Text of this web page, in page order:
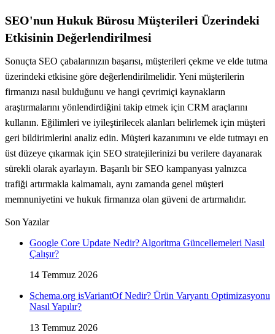
SEO'nun Hukuk Bürosu Müşterileri Üzerindeki
Etkisinin Değerlendirilmesi
Sonuçta SEO çabalarınızın başarısı, müşterileri çekme ve elde tutma
üzerindeki etkisine göre değerlendirilmelidir. Yeni müşterilerin
firmanızı nasıl bulduğunu ve hangi çevrimiçi kaynakların
araştırmalarını yönlendirdiğini takip etmek için CRM araçlarını
kullanın. Eğilimleri ve iyileştirilecek alanları belirlemek için müşteri
geri bildirimlerini analiz edin. Müşteri kazanımını ve elde tutmayı en
üst düzeye çıkarmak için SEO stratejilerinizi bu verilere dayanarak
sürekli olarak ayarlayın. Başarılı bir SEO kampanyası yalnızca
trafiği artırmakla kalmamalı, aynı zamanda genel müşteri
memnuniyetini ve hukuk firmanıza olan güveni de artırmalıdır.
Son Yazılar
Google Core Update Nedir? Algoritma Güncellemeleri Nasıl
Çalışır?
14 Temmuz 2026
Schema.org isVariantOf Nedir? Ürün Varyantı Optimizasyonu
Nasıl Yapılır?
13 Temmuz 2026